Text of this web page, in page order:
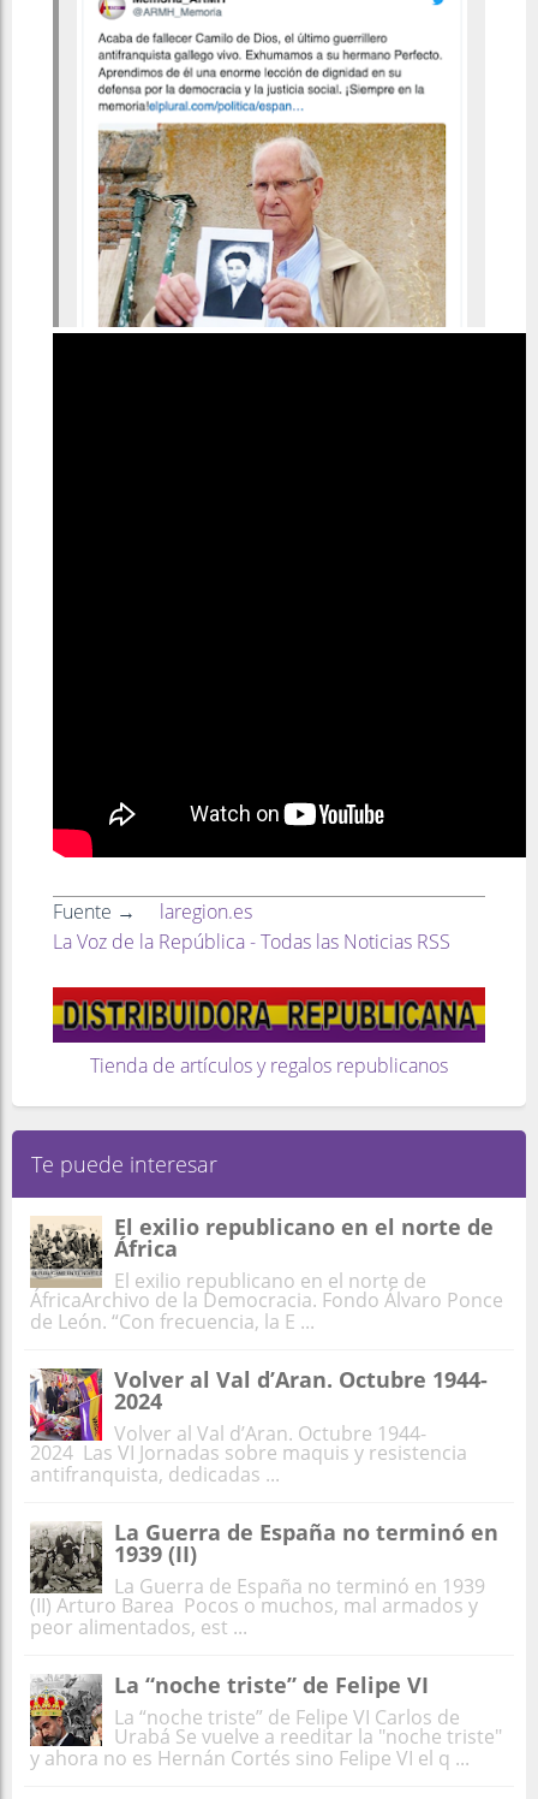
Fuente → laregion.es
La Voz de la República - Todas las Noticias RSS
Tienda de artículos y regalos republicanos
Te puede interesar
El exilio republicano en el norte de
África
El exilio republicano en el norte de
ÁfricaArchivo de la Democracia. Fondo Álvaro Ponce
de León. “Con frecuencia, la E ...
Volver al Val d’Aran. Octubre 1944-
2024
Volver al Val d’Aran. Octubre 1944-
2024 Las VI Jornadas sobre maquis y resistencia
antifranquista, dedicadas ...
La Guerra de España no terminó en
1939 (II)
La Guerra de España no terminó en 1939
(II) Arturo Barea Pocos o muchos, mal armados y
peor alimentados, est ...
La “noche triste” de Felipe VI
La “noche triste” de Felipe VI Carlos de
Urabá Se vuelve a reeditar la "noche triste"
y ahora no es Hernán Cortés sino Felipe VI el q ...